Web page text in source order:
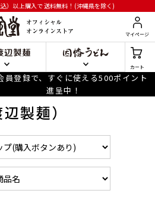
込）以上購入で送料無料！(沖縄県を除く)
マイページ
カート
員登録で、すぐに使える500ポイント
進呈中！
製麺）